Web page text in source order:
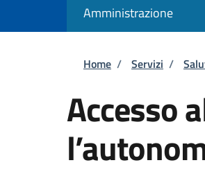
Amministrazione
Briciole
Home / Servizi /
Accesso